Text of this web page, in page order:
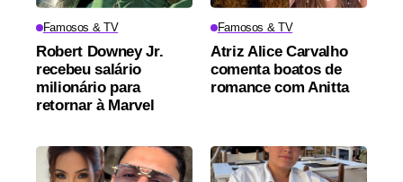
Famosos & TV
Robert Downey Jr.
recebeu salário
milionário para
retornar à Marvel
Famosos & TV
Atriz Alice Carvalho
comenta boatos de
romance com Anitta